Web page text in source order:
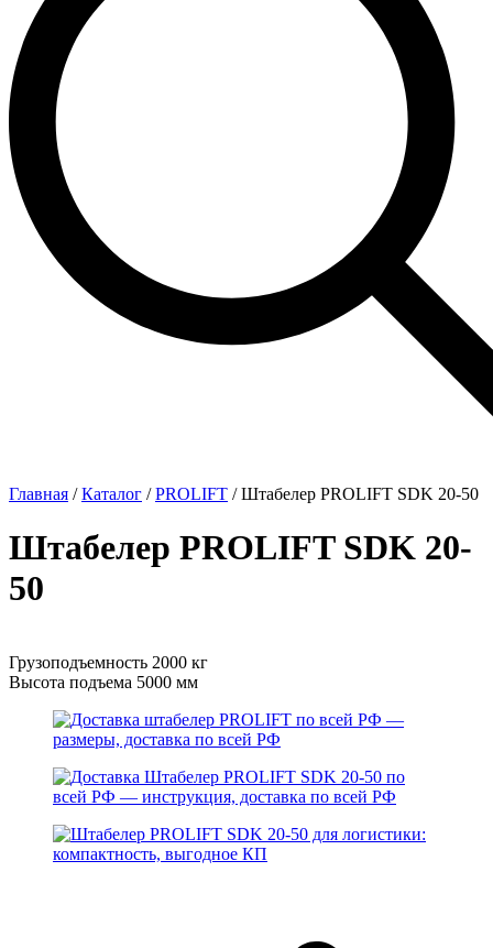
Главная /Каталог /PROLIFT /Штабелер PROLIFT SDK 20-50
Штабелер PROLIFT SDK 20-
50
Грузоподъемность 2000 кг
Высота подъема 5000 мм